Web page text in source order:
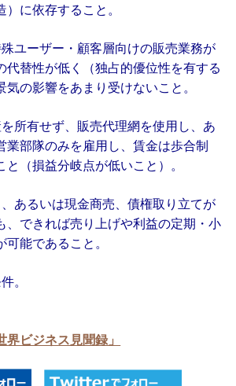
に依存すること。
ユーザー・顧客層向けの販売業務が
代替性が低く（独占的優位性を有する
気の影響をあまり受けないこと。
所有せず、販売代理網を使用し、あ
業部隊のみを雇用し、賃金は歩合制
と（損益分岐点が低いこと）。
あるいは現金商売、債権取り立てが
、できれば売り上げや利益の定期・小
能であること。
。
界ビジネス見聞録」